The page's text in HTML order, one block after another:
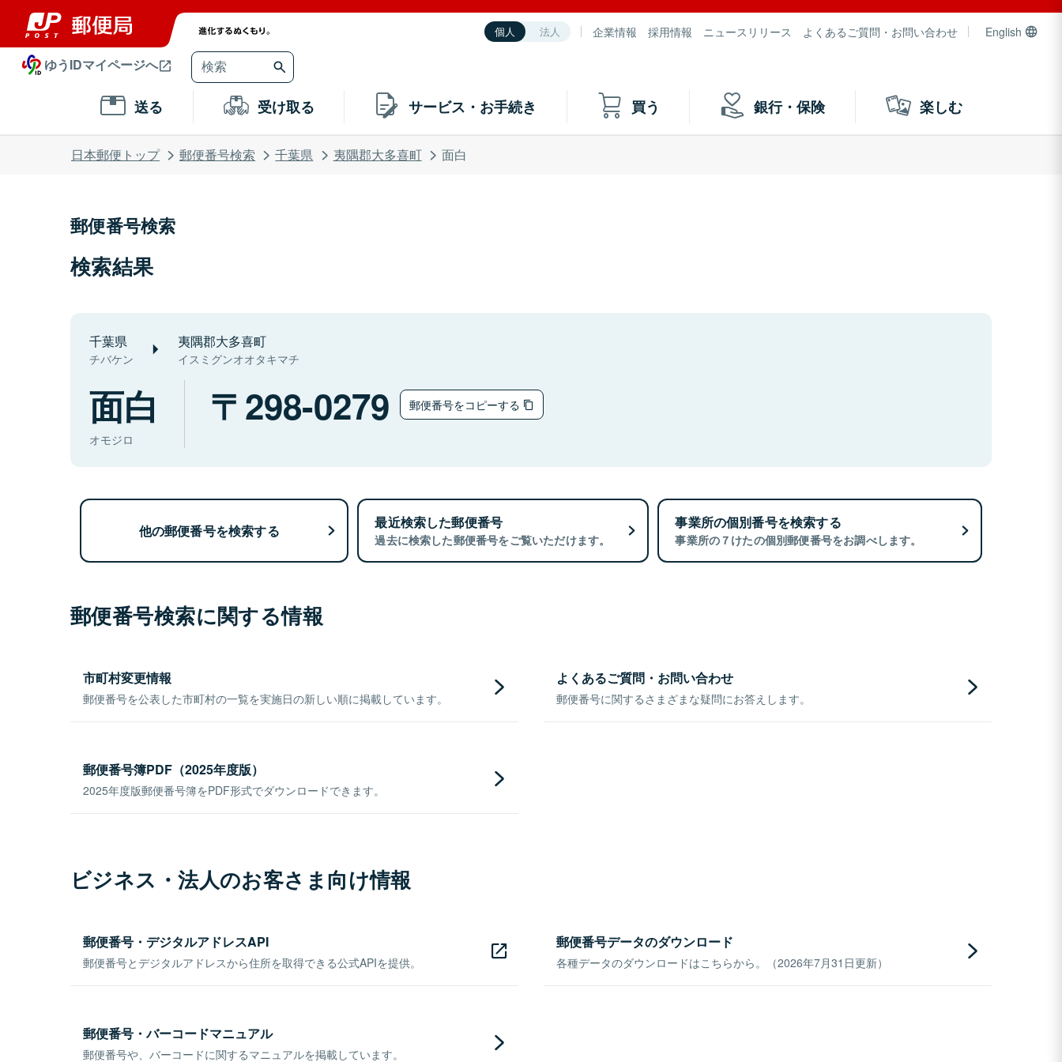
個人 法人 企業情報 採用情報 ニュースリリース よくあるご質問・お問い合わせ English
ゆうIDマイページへ
送る 受け取る サービス・お手続き 買う 銀行・保険 楽しむ
日本郵便トップ 郵便番号検索 千葉県 夷隅郡大多喜町 面白
郵便番号検索
検索結果
千葉県
チバケン
夷隅郡大多喜町
イスミグンオオタキマチ
面白
オモジロ
298-0279 郵便番号をコピーする
他の郵便番号を検索する 最近検索した郵便番号
過去に検索した郵便番号をご覧いただけます。
事業所の個別番号を検索する
事業所の７けたの個別郵便番号をお調べします。
郵便番号検索に関する情報
市町村変更情報
郵便番号を公表した市町村の一覧を実施日の新しい順に掲載しています。
よくあるご質問・お問い合わせ
郵便番号に関するさまざまな疑問にお答えします。
郵便番号簿PDF（2025年度版）
2025年度版郵便番号簿をPDF形式でダウンロードできます。
ビジネス・法人のお客さま向け情報
郵便番号・デジタルアドレスAPI
郵便番号とデジタルアドレスから住所を取得できる公式APIを提供。
郵便番号データのダウンロード
各種データのダウンロードはこちらから。（2026年7月31日更新）
郵便番号・バーコードマニュアル
郵便番号や、バーコードに関するマニュアルを掲載しています。